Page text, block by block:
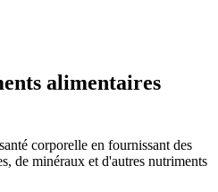
alimentaires
corporelle en fournissant des
de minéraux et d'autres nutriments